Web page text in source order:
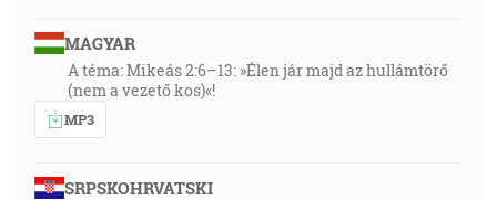
MAGYAR
A téma: Mikeás 2:6–13: »Élen jár majd az hullámtörő
(nem a vezető kos)«!
MP3
SRPSKOHRVATSKI